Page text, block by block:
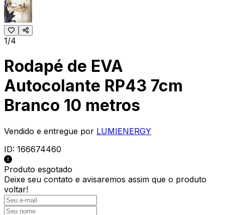
1/4
Rodapé de EVA
Autocolante RP43 7cm
Branco 10 metros
Vendido e entregue por LUMIENERGY
ID: 166674460
Produto esgotado
Deixe seu contato e avisaremos assim que o produto
voltar!